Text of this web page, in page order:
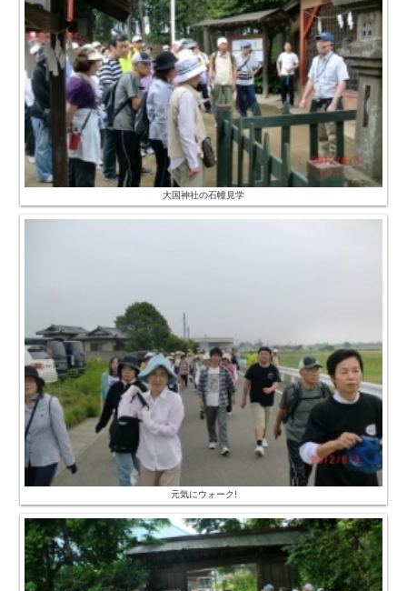
大国神社の石幢見学
元気にウォーク!